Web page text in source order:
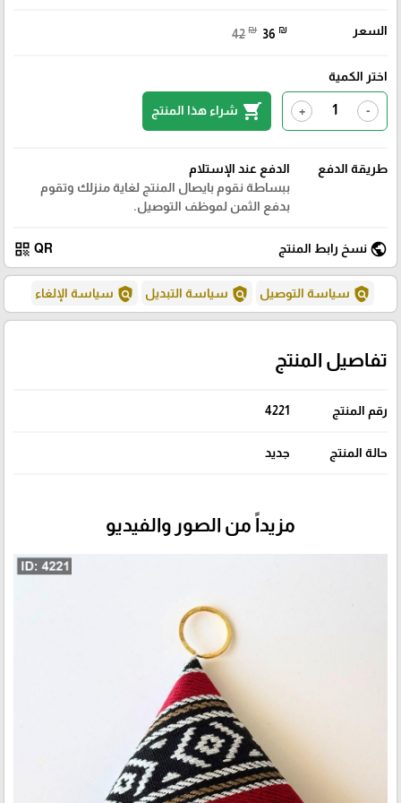
السعر 42 ₪ 36 ₪
اختر الكمية
-
+
shopping_cart شراء هذا المنتج
طريقة الدفع
الدفع عند الإستلام
ببساطة نقوم بايصال المنتج لغاية منزلك وتقوم
بدفع الثمن لموظف التوصيل.
public نسخ رابط المنتج QR
qr_code
policy سياسة التوصيل policy سياسة التبديل policy سياسة الإلغاء
تفاصيل المنتج
رقم المنتج 4221
حالة المنتج جديد
مزيداً من الصور والفيديو